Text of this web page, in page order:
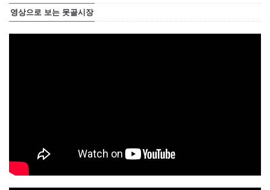
영상으로 보는 못골시장